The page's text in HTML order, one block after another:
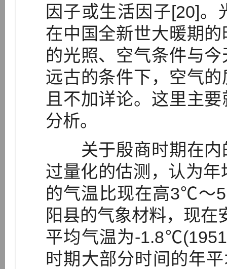
因子或生活因子[20]
在中国全新世大暖期
的光照、空气条件与
远古的条件下，空气
且不加详论。这里主
分析。
关于殷商时期在内
过量化的估测，认为
的气温比现在高3℃～
阳县的气象材料，现
平均气温为-
时期大部分时间的年